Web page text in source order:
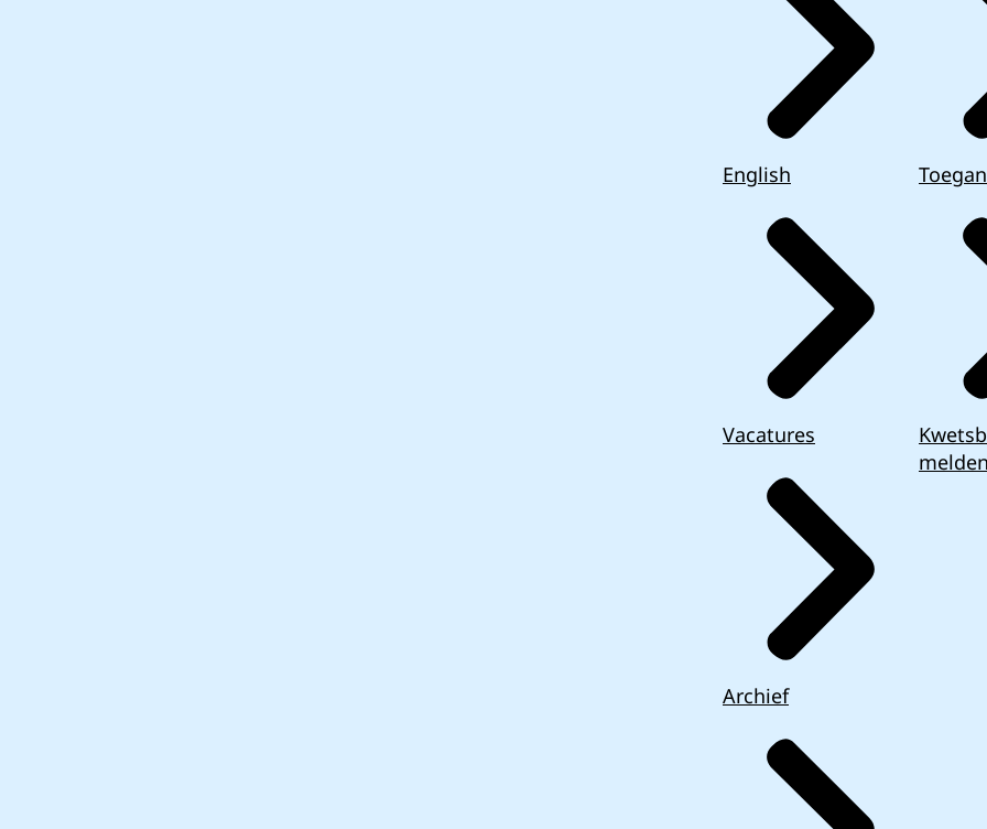
English
Vacatures
Archief